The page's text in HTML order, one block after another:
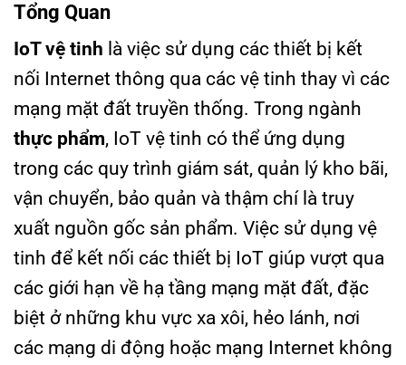
Tổng Quan
IoT vệ tinh là việc sử dụng các thiết bị kết
nối Internet thông qua các vệ tinh thay vì các
mạng mặt đất truyền thống. Trong ngành
thực phẩm, IoT vệ tinh có thể ứng dụng
trong các quy trình giám sát, quản lý kho bãi,
vận chuyển, bảo quản và thậm chí là truy
xuất nguồn gốc sản phẩm. Việc sử dụng vệ
tinh để kết nối các thiết bị IoT giúp vượt qua
các giới hạn về hạ tầng mạng mặt đất, đặc
biệt ở những khu vực xa xôi, hẻo lánh, nơi
các mạng di động hoặc mạng Internet không